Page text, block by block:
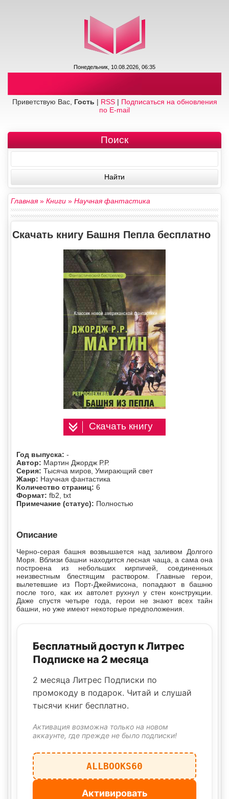
Понедельник, 10.08.2026, 06:35
Приветствую Вас, Гость | RSS| Подписаться на обновления
по E-mail
Поиск
Главная» Книги » Научная фантастика
Скачать книгу Башня Пепла бесплатно
Скачать книгу
Год выпуска: -
Автор: Мартин Джордж Р.Р.
Серия: Тысяча миров, Умирающий свет
Жанр: Научная фантастика
Количество страниц: 6
Формат: fb2, txt
Примечание (статус): Полностью
Описание
Черно-серая башня возвышается над заливом Долгого
Моря. Вблизи башни находится лесная чаща, а сама она
построена из небольших кирпичей, соединенных
неизвестным блестящим раствором. Главные герои,
вылетевшие из Порт-Джеймисона, попадают в башню
после того, как их автолет рухнул у стен конструкции.
Даже спустя четыре года, герои не знают всех тайн
башни, но уже имеют некоторые предположения.
Бесплатный доступ к Литрес
Подписке на 2 месяца
2 месяца Литрес Подписки по
промокоду в подарок. Читай и слушай
тысячи книг бесплатно.
Активация возможна только на новом
аккаунте, где прежде не было подписки!
ALLBOOKS60
Активировать